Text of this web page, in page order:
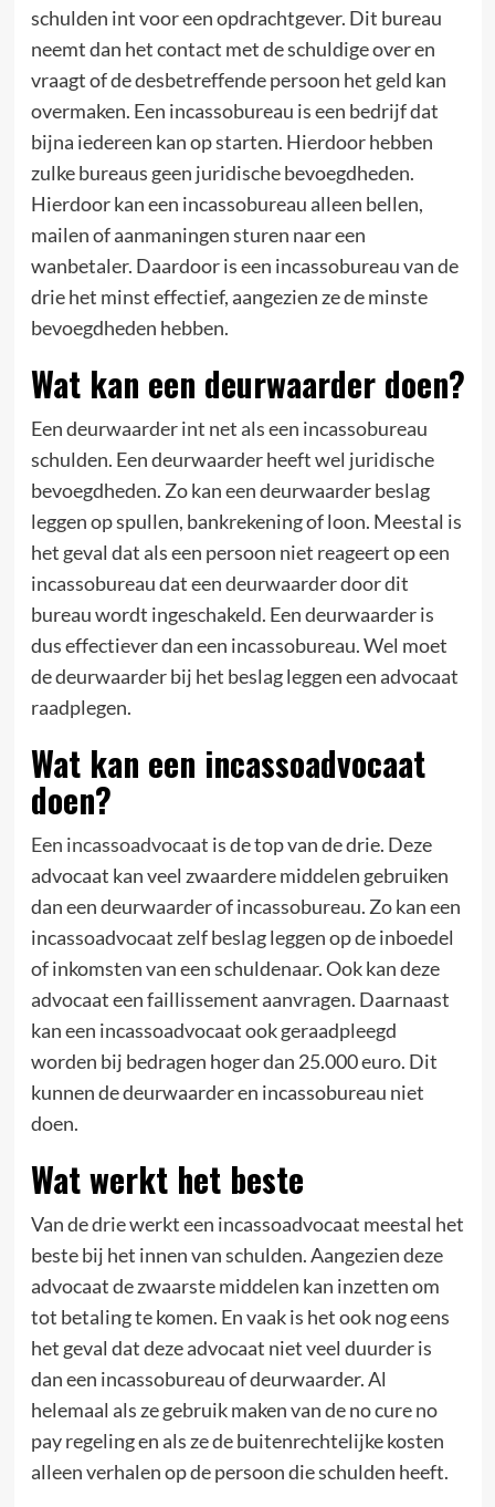
schulden int voor een opdrachtgever. Dit bureau
neemt dan het contact met de schuldige over en
vraagt of de desbetreffende persoon het geld kan
overmaken. Een incassobureau is een bedrijf dat
bijna iedereen kan op starten. Hierdoor hebben
zulke bureaus geen juridische bevoegdheden.
Hierdoor kan een incassobureau alleen bellen,
mailen of aanmaningen sturen naar een
wanbetaler. Daardoor is een incassobureau van de
drie het minst effectief, aangezien ze de minste
bevoegdheden hebben.
Wat kan een deurwaarder doen?
Een deurwaarder int net als een incassobureau
schulden. Een deurwaarder heeft wel juridische
bevoegdheden. Zo kan een deurwaarder beslag
leggen op spullen, bankrekening of loon. Meestal is
het geval dat als een persoon niet reageert op een
incassobureau dat een deurwaarder door dit
bureau wordt ingeschakeld. Een deurwaarder is
dus effectiever dan een incassobureau. Wel moet
de deurwaarder bij het beslag leggen een advocaat
raadplegen.
Wat kan een incassoadvocaat
doen?
Een incassoadvocaat is de top van de drie. Deze
advocaat kan veel zwaardere middelen gebruiken
dan een deurwaarder of incassobureau. Zo kan een
incassoadvocaat zelf beslag leggen op de inboedel
of inkomsten van een schuldenaar. Ook kan deze
advocaat een faillissement aanvragen. Daarnaast
kan een incassoadvocaat ook geraadpleegd
worden bij bedragen hoger dan 25.000 euro. Dit
kunnen de deurwaarder en incassobureau niet
doen.
Wat werkt het beste
Van de drie werkt een incassoadvocaat meestal het
beste bij het innen van schulden. Aangezien deze
advocaat de zwaarste middelen kan inzetten om
tot betaling te komen. En vaak is het ook nog eens
het geval dat deze advocaat niet veel duurder is
dan een incassobureau of deurwaarder. Al
helemaal als ze gebruik maken van de no cure no
pay regeling en als ze de buitenrechtelijke kosten
alleen verhalen op de persoon die schulden heeft.